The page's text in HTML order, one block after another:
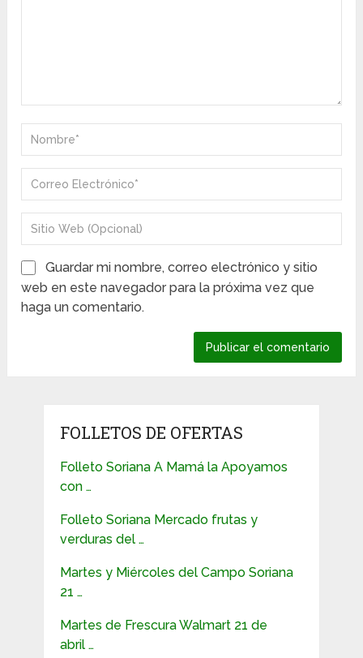
Guardar mi nombre, correo electrónico y sitio
web en este navegador para la próxima vez que
haga un comentario.
FOLLETOS DE OFERTAS
Folleto Soriana A Mamá la Apoyamos
con …
Folleto Soriana Mercado frutas y
verduras del …
Martes y Miércoles del Campo Soriana
21 …
Martes de Frescura Walmart 21 de
abril …